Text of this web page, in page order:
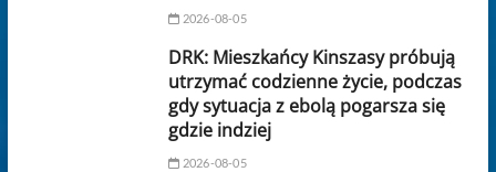
2026-08-05
DRK: Mieszkańcy Kinszasy próbują
utrzymać codzienne życie, podczas
gdy sytuacja z ebolą pogarsza się
gdzie indziej
2026-08-05